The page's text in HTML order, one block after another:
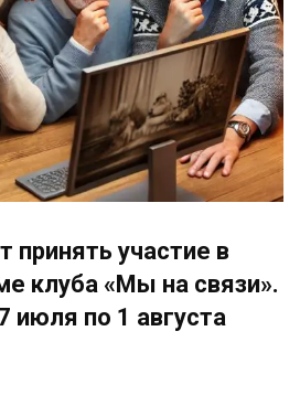
принять участие в
клуба «Мы на связи».
июля по 1 августа